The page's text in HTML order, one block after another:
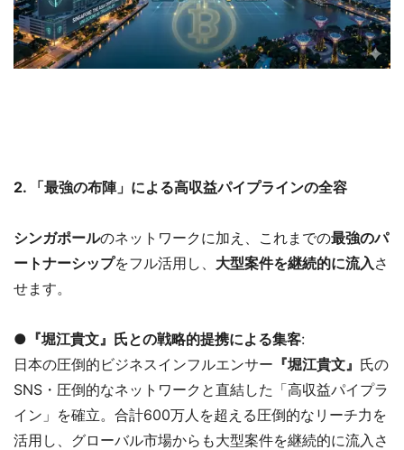
2. 「最強の布陣」による高収益パイプラインの全容
シンガポールのネットワークに加え、これまでの最強のパ
ートナーシップをフル活用し、 大型案件を継続的に流入 さ
せます。
●『堀江貴文』氏との戦略的提携による集客:
日本の圧倒的ビジネスインフルエンサー 『堀江貴文』 氏の
SNS・圧倒的なネットワークと直結した「高収益パイプラ
イン」を確立。合計600万人を超える圧倒的なリーチ力を
活用し、グローバル市場からも大型案件を継続的に流入さ